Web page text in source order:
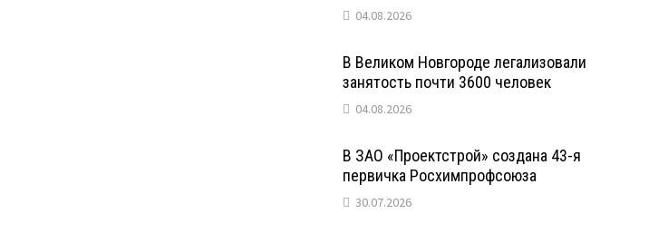
04.08.2026
В Великом Новгороде легализовали
занятость почти 3600 человек
04.08.2026
В ЗАО «Проектстрой» создана 43-я
первичка Росхимпрофсоюза
30.07.2026